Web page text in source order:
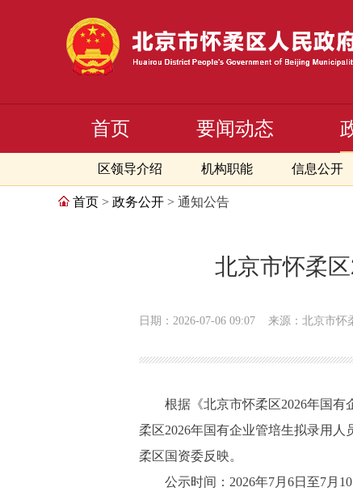
首页 要闻动态
区领导介绍 机构职能 信息公开
首页 > 政务公开 > 通知公告
北京市怀柔
日期：2026-07-06 09:07 来源：北京市怀
根据《北京市怀柔区2026年国有
柔区2026年国有企业管培生拟录用
柔区国资委反映。
公示时间：2026年7月6日至7月10